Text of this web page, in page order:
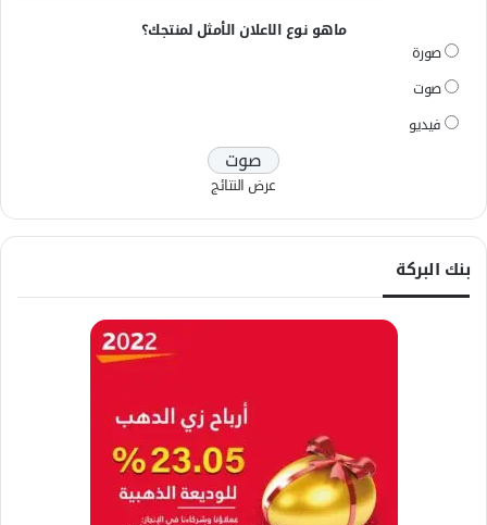
ماهو نوع الاعلان الأمثل لمنتجك؟
صورة
صوت
فيديو
عرض النتائج
بنك البركة